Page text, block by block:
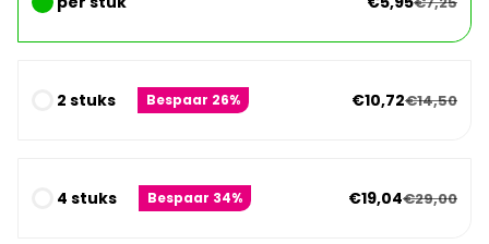
2 stuks Bespaar 26% €10,72€14,50
4 stuks Bespaar 34% €19,04€29,00